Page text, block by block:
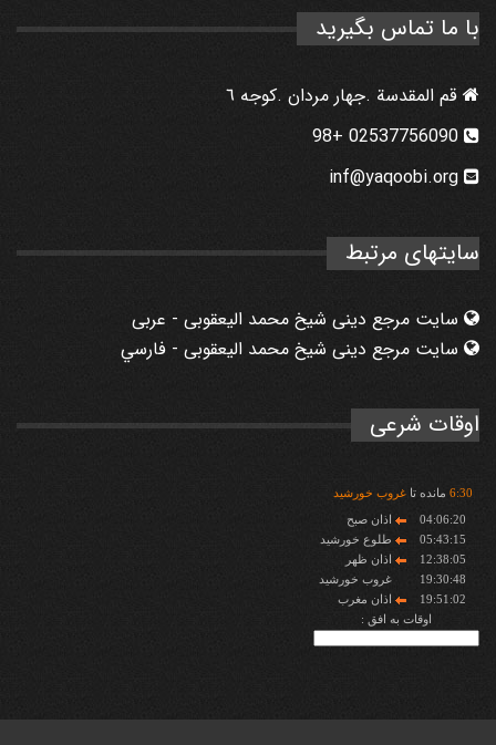
با ما تماس بگیرید
قم المقدسة .جهار مردان .كوجه ٦
inf@yaqoobi.org
سایتهای مرتبط
سایت مرجع دینی شیخ محمد الیعقوبی - عربی
سایت مرجع دینی شیخ محمد الیعقوبی - فارسي
اوقات شرعی
6:30 مانده تاغروب خورشید
04:06:20
اذان صبح
05:43:15
طلوع خورشید
12:38:05
اذان ظهر
19:30:48
غروب خورشید
19:51:02
اذان مغرب
اوقات به افق :